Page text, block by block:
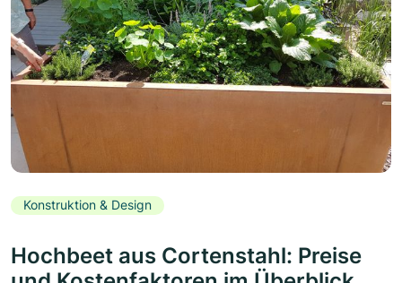
Konstruktion & Design
Hochbeet aus Cortenstahl: Preise